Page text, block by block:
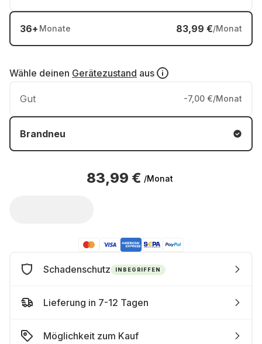
36+ Monate 83,99 €/Monat
Wähle deinen Gerätezustand aus
Gut -7,00 €/Monat
Brandneu
83,99 € /Monat
Schadenschutz INBEGRIFFEN
Lieferung in 7-12 Tagen
Möglichkeit zum Kauf